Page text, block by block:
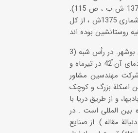
سردخانة شیلات به ظرفیت 500 ، 7 تُن داشته است (سازمان برنامه و بودجه استان بوشهر، 1375 ش ب ، ص 115).
شهرستان بوشهر پس از تشکیل استان بوشهر تابع آن شد. مرکز آن بندر بوشهر است . طبق سرشماری 1375ش ، از کل
3) شهرِ بندری بوشهر (جمعیت طبق سرشماری 1375ش ، 641 ، 143 تن )، مرکز شهرستان و استان بوشهر. در رأس شبه
جزیرة بوشهر در ساحل شرقی خلیج فارس ، در ارتفاع نُه متری از سطح دریا قرار دارد. بالاترین دمای آن ْ42 در تیرماه و
. رطوبت نسبی سالانه به 65% می رسد (شرکت مهندسین مشاور
بندر بوشهر دارای چندین اسکلة بزرگ و کوچک
و از طریق دریا با
بین المللی است . در
مقاله ). از صنایع